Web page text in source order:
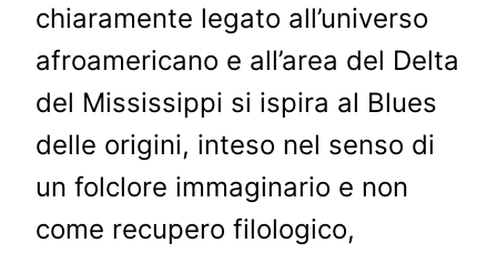
chiaramente legato all’universo
afroamericano e all’area del Delta
del Mississippi si ispira al Blues
delle origini, inteso nel senso di
un folclore immaginario e non
come recupero filologico,